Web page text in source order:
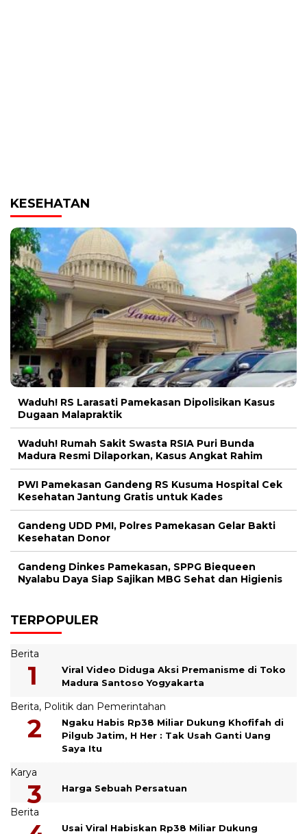
KESEHATAN
Waduh! RS Larasati Pamekasan Dipolisikan Kasus
Dugaan Malapraktik
Waduh! Rumah Sakit Swasta RSIA Puri Bunda
Madura Resmi Dilaporkan, Kasus Angkat Rahim
PWI Pamekasan Gandeng RS Kusuma Hospital Cek
Kesehatan Jantung Gratis untuk Kades
Gandeng UDD PMI, Polres Pamekasan Gelar Bakti
Kesehatan Donor
Gandeng Dinkes Pamekasan, SPPG Biequeen
Nyalabu Daya Siap Sajikan MBG Sehat dan Higienis
TERPOPULER
Berita
Viral Video Diduga Aksi Premanisme di Toko
Madura Santoso Yogyakarta
Berita, Politik dan Pemerintahan
Ngaku Habis Rp38 Miliar Dukung Khofifah di
Pilgub Jatim, H Her : Tak Usah Ganti Uang
Saya Itu
Karya
Harga Sebuah Persatuan
Berita
Usai Viral Habiskan Rp38 Miliar Dukung